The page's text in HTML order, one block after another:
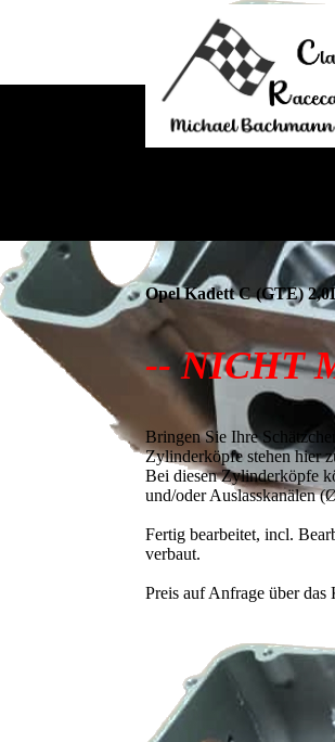
Opel Kadett C (GTE)
-- NICHT
Bringen Sie Ihre
Zylinderköpfe stehen hier
Bei diesen Zylinderköpfe
und/oder Auslasskanälen
Fertig bearbeitet, incl.
verbaut.
Preis auf Anfrage über das